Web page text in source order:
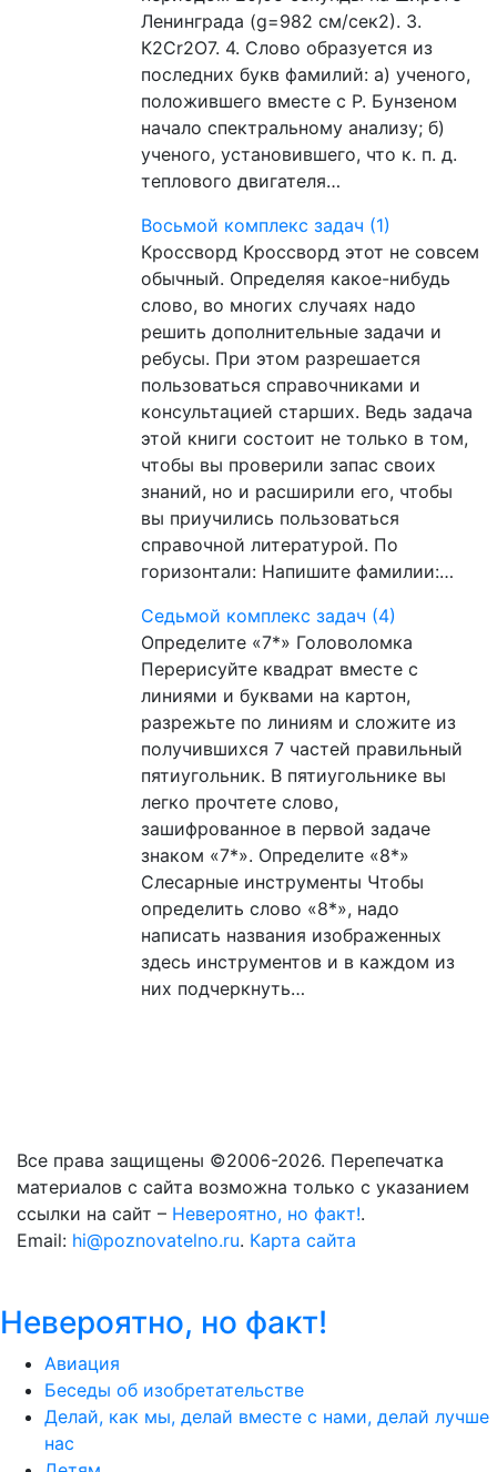
Ленинграда (g=982 см/сек2). 3.
К2Сr2O7. 4. Слово образуется из
последних букв фамилий: а) ученого,
положившего вместе с Р. Бунзеном
начало спектральному анализу; б)
ученого, установившего, что к. п. д.
теплового двигателя…
Восьмой комплекс задач (1)
Кроссворд Кроссворд этот не совсем
обычный. Определяя какое-нибудь
слово, во многих случаях надо
решить дополнительные задачи и
ребусы. При этом разрешается
пользоваться справочниками и
консультацией старших. Ведь задача
этой книги состоит не только в том,
чтобы вы проверили запас своих
знаний, но и расширили его, чтобы
вы приучились пользоваться
справочной литературой. По
горизонтали: Напишите фамилии:…
Седьмой комплекс задач (4)
Определите «7*» Головоломка
Перерисуйте квадрат вместе с
линиями и буквами на картон,
разрежьте по линиям и сложите из
получившихся 7 частей правильный
пятиугольник. В пятиугольнике вы
легко прочтете слово,
зашифрованное в первой задаче
знаком «7*». Определите «8*»
Слесарные инструменты Чтобы
определить слово «8*», надо
написать названия изображенных
здесь инструментов и в каждом из
них подчеркнуть…
Все права защищены ©2006-2026. Перепечатка
материалов с сайта возможна только с указанием
ссылки на сайт – Невероятно, но факт!.
Email: hi@poznovatelno.ru. Карта сайта
Невероятно, но факт!
Авиация
Беседы об изобретательстве
Делай, как мы, делай вместе с нами, делай лучше
нас